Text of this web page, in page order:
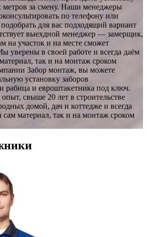
метров за смену. Наши менеджеры
по телефону или
для вас подходящий вариант
выехдной менеджер — замерщик,
на участок и на месте сможет
уверены в своей работе и всегда даём
так и на монтаж сроком
Забор монтаж, вы можете
установку заборов
рабица и евроштакетника под ключ.
свыше 20 лет в строительстве
домой, дач и коттедже и всегда
сам материал, так и на монтаж сроком